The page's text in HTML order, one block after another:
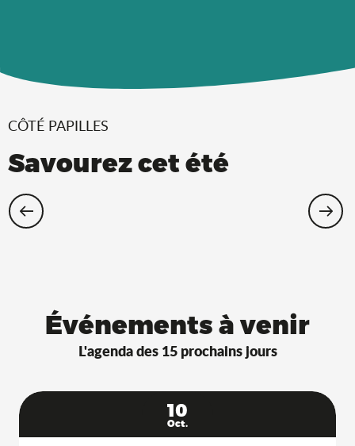
CÔTÉ PAPILLES
Savourez cet été
terrasse à l’ombre !
Événements à venir
L'agenda des 15 prochains jours
10
Oct.